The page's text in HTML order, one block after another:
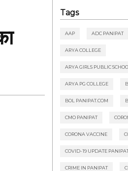
Tags
AAP ADC PANIPAT
ARYA COLLEGE
ARYA GIRLS PUBLIC
ARYA PG COLLEGE
BOL PANIPAT.COM
CMO PANIPAT
CORONA VACCINE
COVID-19 UPDATE
CRIME IN PANIPAT